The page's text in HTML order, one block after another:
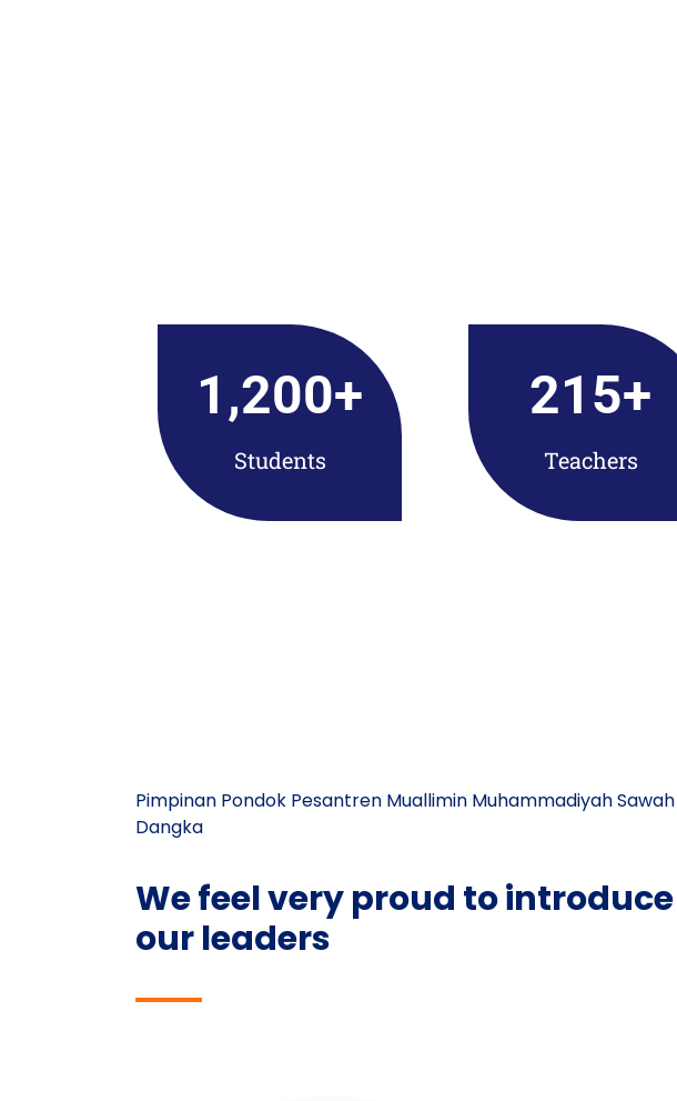
Students
1,200+
Teachers
215+
Pimpinan Pondok Pesantren Muallimin Muhammadiyah Sawah
Dangka
We feel very proud to introduce
our leaders